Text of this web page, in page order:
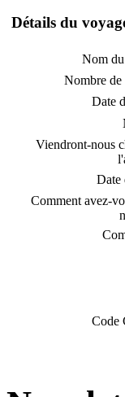
Détails du
Nom
Nombre de
Date
Viendront-nous
Date
Comment avez-
Code